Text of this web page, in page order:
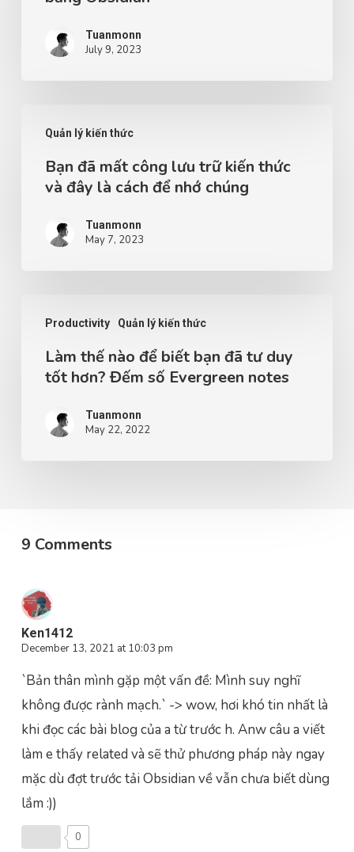
Tuanmonn
July 9, 2023
Quản lý kiến thức
Bạn đã mất công lưu trữ kiến thức
và đây là cách để nhớ chúng
Tuanmonn
May 7, 2023
Productivity Quản lý kiến thức
Làm thế nào để biết bạn đã tư duy
tốt hơn? Đếm số Evergreen notes
Tuanmonn
May 22, 2022
9 Comments
Ken1412
December 13, 2021 at 10:03 pm
`Bản thân mình gặp một vấn đề: Mình suy nghĩ
không được rành mạch.` -> wow, hơi khó tin nhất là
khi đọc các bài blog của a từ trước h. Anw câu a viết
làm e thấy related và sẽ thử phương pháp này ngay
mặc dù đợt trước tải Obsidian về vẫn chưa biết dùng
lắm :))
0